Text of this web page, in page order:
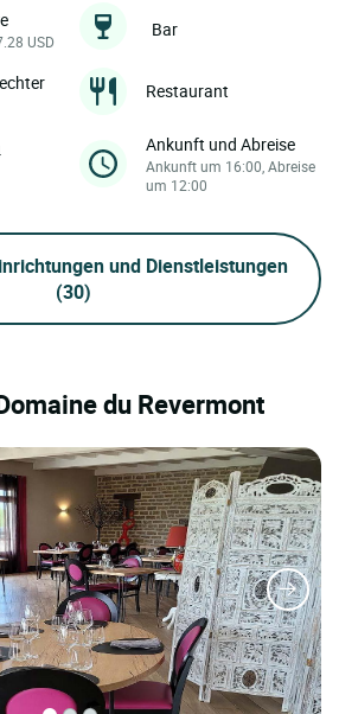
USD
Bar
Restaurant
Ankunft und Abreise
Ankunft um 16:00, Abreise
um 12:00
und Dienstleistungen
(30)
du Revermont